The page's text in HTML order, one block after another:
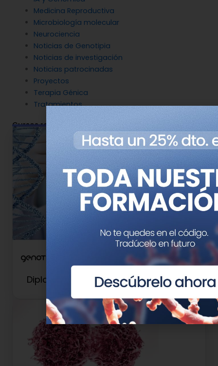
Medicina Reproductiva
Microbiología molecular
Neurociencia
Noticias de Genotipia
Noticias de investigación
Noticias patrocinadas
Proyectos
Terapia Génica
Tratamientos
Cursos relacionados
Diploma de Experto en Oncogenética